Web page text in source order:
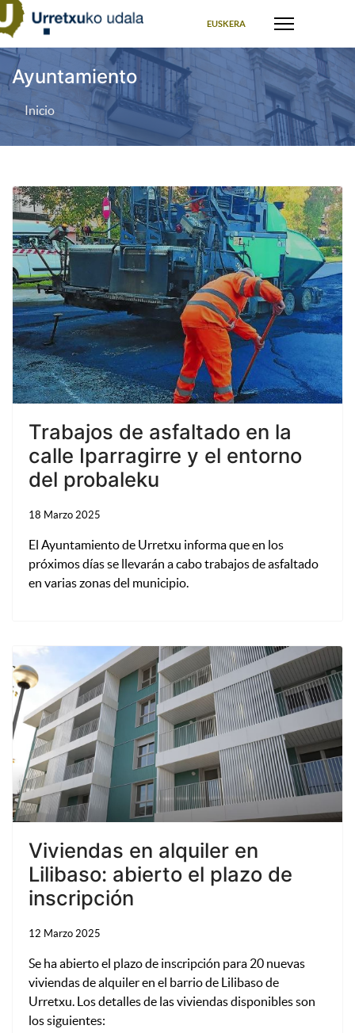
EUSKERA
Ayuntamiento
Inicio
Trabajos de asfaltado en la
calle Iparragirre y el entorno
del probaleku
18 Marzo 2025
El Ayuntamiento de Urretxu informa que en los
próximos días se llevarán a cabo trabajos de asfaltado
en varias zonas del municipio.
Viviendas en alquiler en
Lilibaso: abierto el plazo de
inscripción
12 Marzo 2025
Se ha abierto el plazo de inscripción para 20 nuevas
viviendas de alquiler en el barrio de Lilibaso de
Urretxu. Los detalles de las viviendas disponibles son
los siguientes: